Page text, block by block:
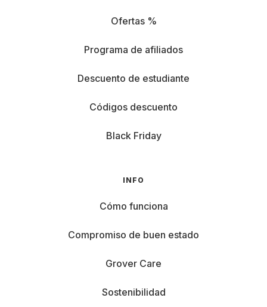
Ofertas %
Programa de afiliados
Descuento de estudiante
Códigos descuento
Black Friday
INFO
Cómo funciona
Compromiso de buen estado
Grover Care
Sostenibilidad